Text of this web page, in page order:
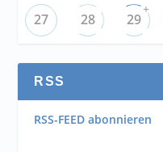
27 28 29
+
RSS
RSS-FEED abonnieren